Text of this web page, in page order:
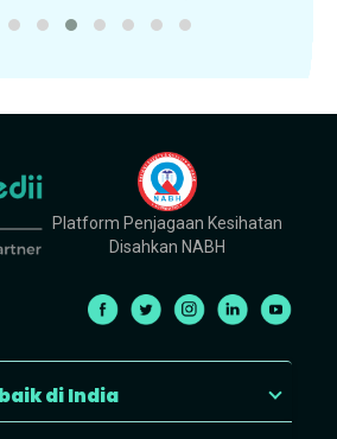
Platform Penjagaan Kesihatan
Disahkan NABH
di India